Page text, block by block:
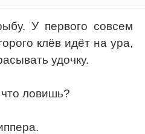
У первого совсем
клёв идёт на ура,
удочку.
ловишь?